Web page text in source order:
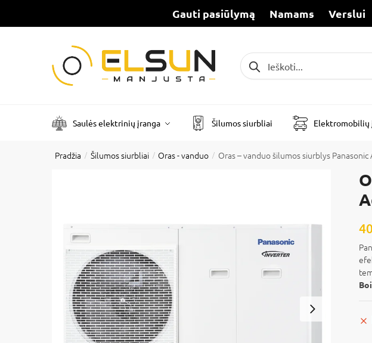
Gauti pasiūlymą Namams Verslui
Ieškoti
Saulės elektrinių įranga Šilumos siurbliai
Pradžia / Šilumos siurbliai / Oras - vanduo / Oras – vanduo šilumos siurblys